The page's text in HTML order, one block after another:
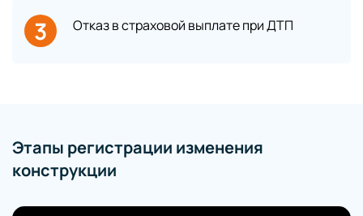
3 Отказ в страховой выплате при ДТП
Этапы регистрации изменения
конструкции